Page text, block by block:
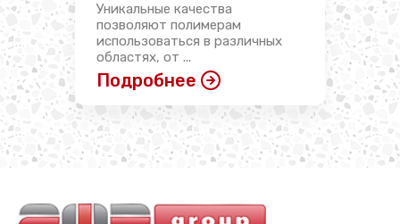
Уникальные качества
позволяют полимерам
использоваться в различных
областях, от ...
Подробнее